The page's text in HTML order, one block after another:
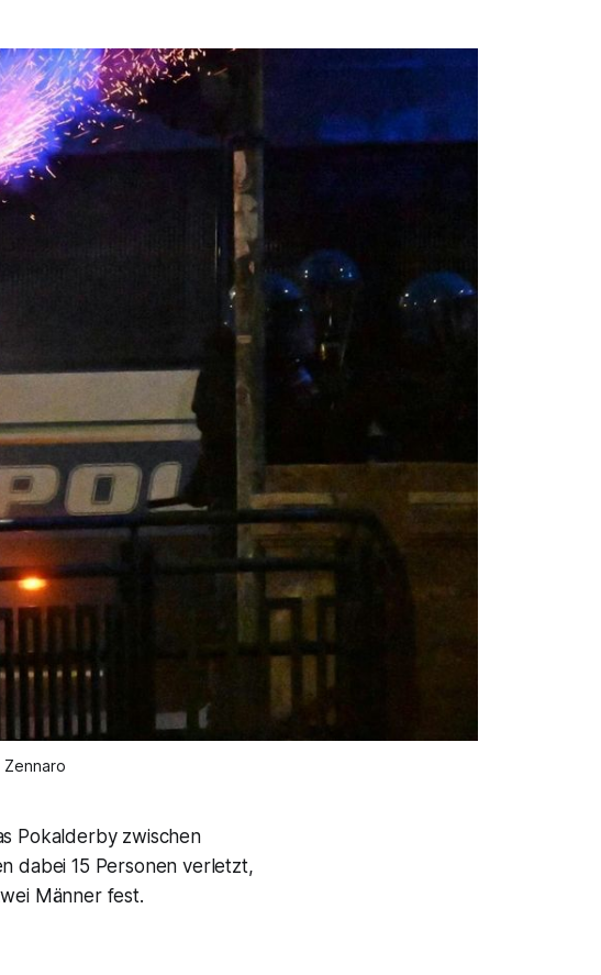
Zennaro
Pokalderby zwischen
dabei 15 Personen verletzt,
Männer fest.